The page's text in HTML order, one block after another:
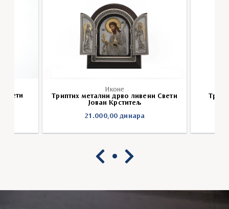
Свети
Иконе
Триптих метални дрво ливени Свети
Јован Крститељ
21.000,00 динара